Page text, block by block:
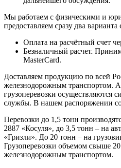
Мы работаем с физическими и
предоставляем сразу два варианта
Оплата на расчётный счет
Безналичный расчет.
MasterCard.
Доставляем продукцию по всей
железнодорожным транспортом.
грузоперевозки осуществляются
службы. В нашем распоряжении
Перевозки до 1,5 тонн
2887 «Косуля», до 3,5 тонн – на
«Гризли». До 20 тонн – на
Грузоперевозки объемом свыше
железнодорожным транспортом.